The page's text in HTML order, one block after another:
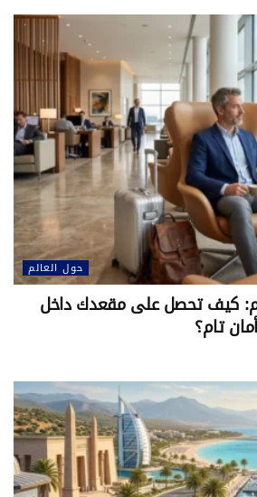
حول العالم
كيف تحصل على مقعدك داخل
تام؟